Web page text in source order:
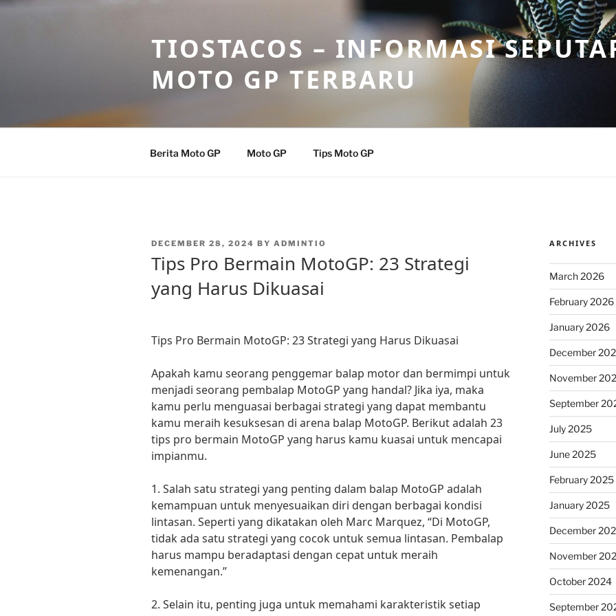
Skip
TIOSTACOS – INFORMASI
MOTO GP TERBARU
Berita Moto GP Moto GP Tips Moto GP
POSTED
DECEMBER 28, 2024 BY ADMINTIO
Tips Pro Bermain MotoGP: 23 Strategi
yang Harus Dikuasai
Tips Pro Bermain MotoGP: 23 Strategi yang Harus Dikuasai
Apakah kamu seorang penggemar balap motor dan bermimpi untuk
menjadi seorang pembalap MotoGP yang handal? Jika iya, maka
kamu perlu menguasai berbagai strategi yang dapat membantu
kamu meraih kesuksesan di arena balap MotoGP. Berikut adalah 23
tips pro bermain MotoGP yang harus kamu kuasai untuk mencapai
impianmu.
1. Salah satu strategi yang penting dalam balap MotoGP adalah
kemampuan untuk menyesuaikan diri dengan berbagai kondisi
lintasan. Seperti yang dikatakan oleh Marc Marquez, “Di MotoGP,
tidak ada satu strategi yang cocok untuk semua lintasan. Pembalap
harus mampu beradaptasi dengan cepat untuk meraih
kemenangan.”
2. Selain itu, penting juga untuk memahami karakteristik setiap
ARCHIVES
March 2026
February 2026
January 2026
December
November
September
July 2025
June 2025
February 2025
January 2025
December
November
October 2024
September